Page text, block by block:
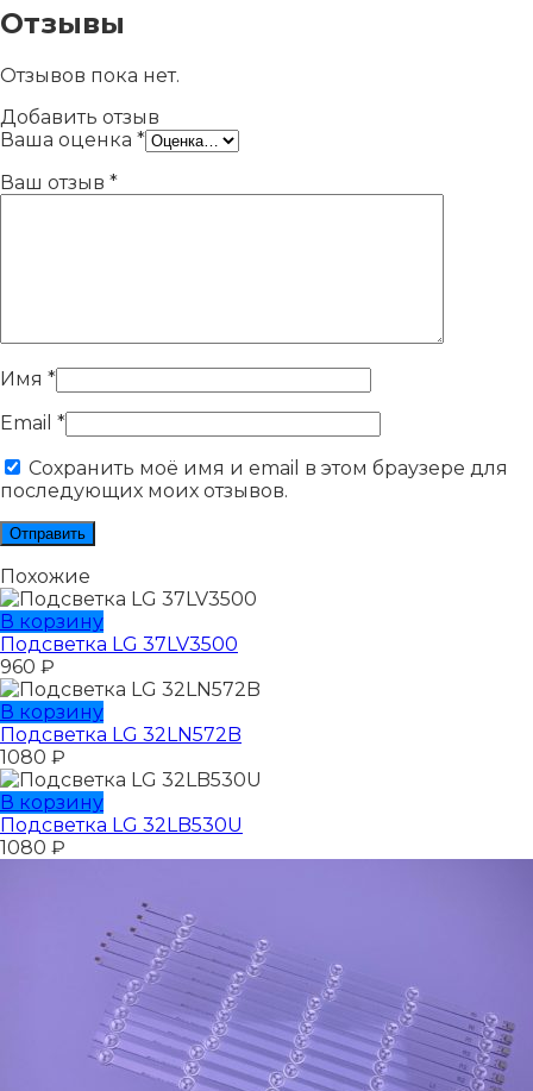
Отзывы
Отзывов пока нет.
Добавить отзыв
Ваша оценка *
Ваш отзыв *
Имя *
Email *
Сохранить моё имя и email в этом браузере для
последующих моих отзывов.
Похожие
В корзину
Подсветка LG 37LV3500
960 ₽
В корзину
Подсветка LG 32LN572B
1080 ₽
В корзину
Подсветка LG 32LB530U
1080 ₽